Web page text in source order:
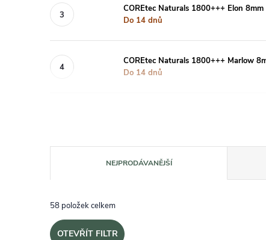
COREtec Naturals 1800+++ Elon 8mm
Do 14 dnů
COREtec Naturals 1800+++ Marlow
Do 14 dnů
Řazení produktů
NEJPRODÁVANĚJŠÍ
58 položek celkem
OTEVŘÍT FILTR